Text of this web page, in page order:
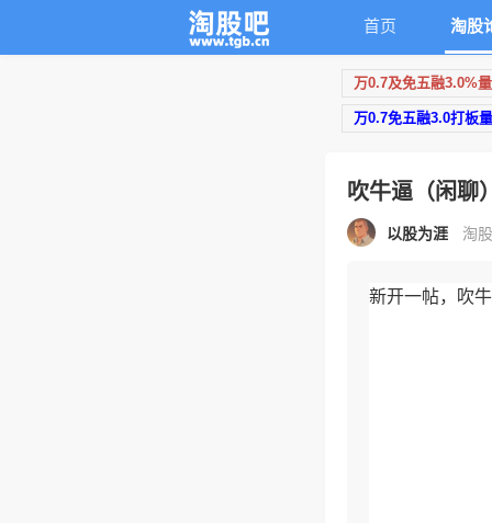
首页 淘股
万0.7及免五融3.0%
万0.7免五融3.0打板
吹牛逼（闲聊
以股为涯 淘
新开一帖，吹